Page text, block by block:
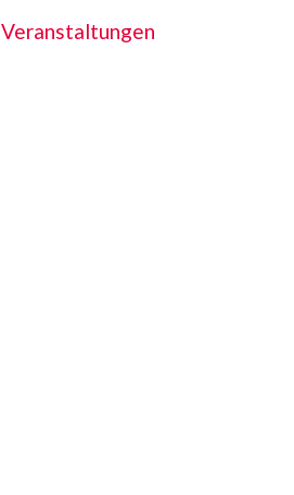
Veranstaltungen